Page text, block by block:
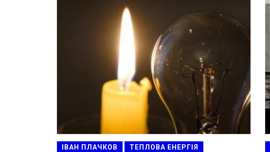
ІВАН ПЛАЧКОВ ТЕПЛОВА ЕНЕРГІЯ